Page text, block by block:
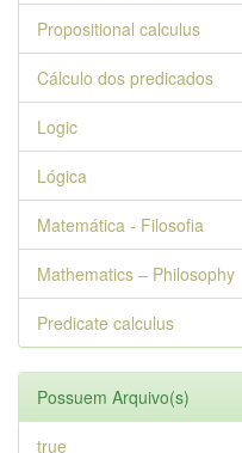
Propositional calculus
Cálculo dos predicados
Logic
Lógica
Matemática - Filosofia
Mathematics – Philosophy
Predicate calculus
Possuem Arquivo(s)
true